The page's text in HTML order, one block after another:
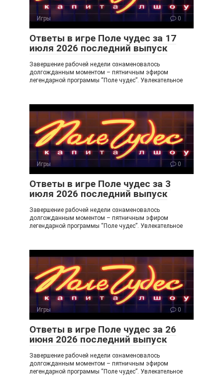
ss
ni
ki
Игры 0
Ответы в игре Поле чудес за 17
июля 2026 последний выпуск
Завершение рабочей недели ознаменовалось
долгожданным моментом – пятничным эфиром
легендарной программы “Поле чудес”. Увлекательное
Игры 0
Ответы в игре Поле чудес за 3
июля 2026 последний выпуск
Завершение рабочей недели ознаменовалось
долгожданным моментом – пятничным эфиром
легендарной программы “Поле чудес”. Увлекательное
Игры 0
Ответы в игре Поле чудес за 26
июня 2026 последний выпуск
Завершение рабочей недели ознаменовалось
долгожданным моментом – пятничным эфиром
легендарной программы “Поле чудес”. Увлекательное